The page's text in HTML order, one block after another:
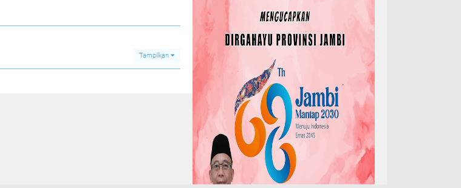
Tampilkan